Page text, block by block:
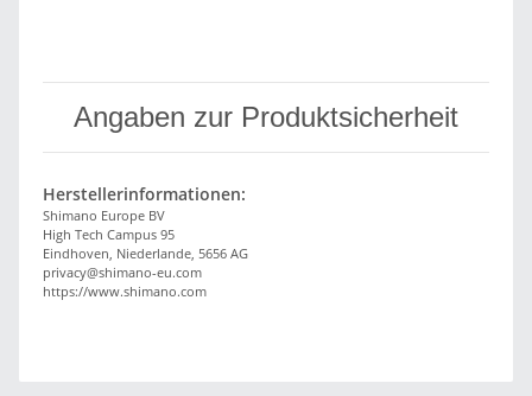
Angaben zur Produktsicherheit
Herstellerinformationen:
Shimano Europe BV
High Tech Campus 95
Eindhoven, Niederlande, 5656 AG
privacy@shimano-eu.com
https://www.shimano.com